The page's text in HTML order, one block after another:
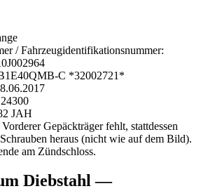
/ Fahrzeugidentifikationsnummer:
C *32002721*
JAH
Gepäckträger fehlt, stattdessen
heraus (nicht wie auf dem Bild).
am Zündschloss.
Diebstahl —